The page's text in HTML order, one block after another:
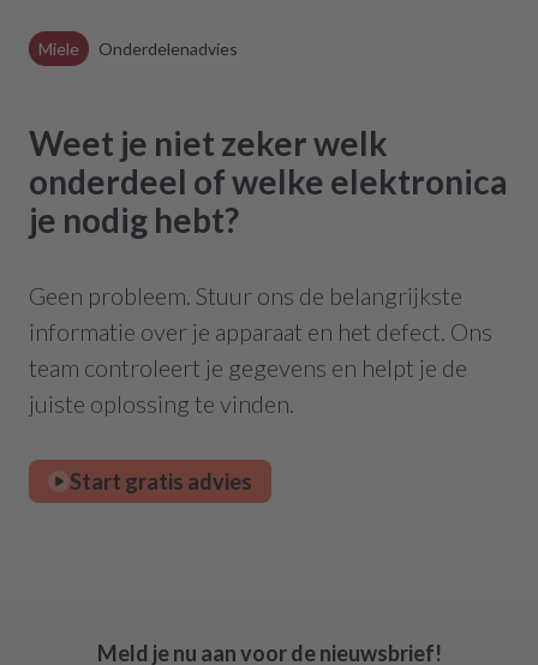
Miele Onderdelenadvies
Weet je niet zeker welk
onderdeel of welke elektronica
je nodig hebt?
Geen probleem. Stuur ons de belangrijkste
informatie over je apparaat en het defect. Ons
team controleert je gegevens en helpt je de
juiste oplossing te vinden.
Start gratis advies
Meld je nu aan voor de nieuwsbrief!